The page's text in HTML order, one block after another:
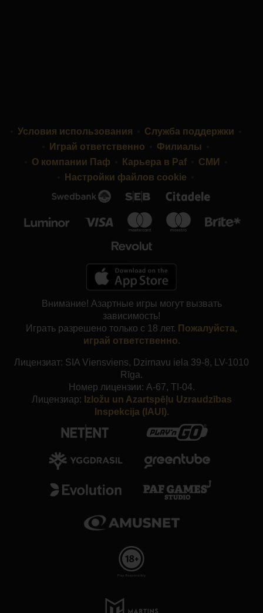
Условия использования
Служба поддержки
Играй ответственно
Филиалы
О компании Паф
Карьера в Paf
СМИ
Настройки файлов cookie
Внимание! Азартные игры могут вызвать
зависимость!
Играть разрешено только с 18 лет. Пожалуйста,
играй ответственно.
Лицензиат: SIA Viensviens, Dzirnavu iela 39-8, LV-1010
Rīga.
Номер лицензии: A-67, TI-04.
Лицензиар: Izložu un Azartspēļu Uzraudzības
Inspekcija (IAUI).